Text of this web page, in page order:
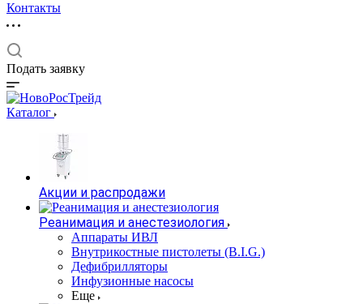
Контакты
Подать заявку
Каталог
Акции и распродажи
Реанимация и анестезиология
Аппараты ИВЛ
Внутрикостные пистолеты (B.I.G.)
Дефибрилляторы
Инфузионные насосы
Еще